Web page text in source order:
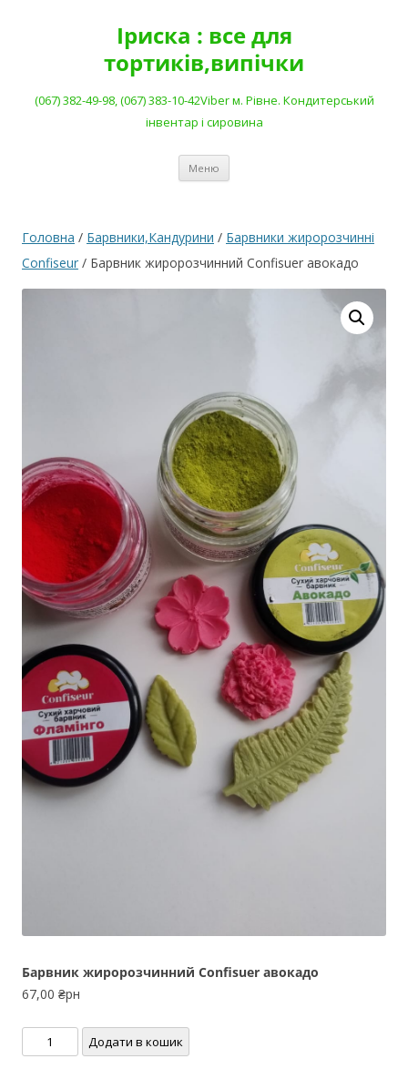
Іриска : все для
тортиків,випічки
(067) 382-49-98, (067) 383-10-42Viber м. Рівне. Кондитерський
інвентар і сировина
Меню
Головна / Барвники,Кандурини / Барвники жиророзчинні
Confiseur / Барвник жиророзчинний Confisuer авокадо
Барвник жиророзчинний Confisuer авокадо
67,00 ₴рн
Барвник
жиророзчинний
Додати в кошик